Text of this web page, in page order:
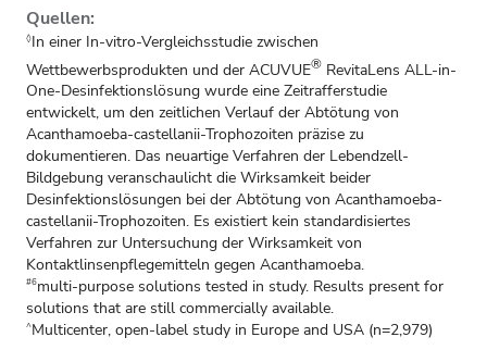
Quellen:
◊In einer In-vitro-Vergleichsstudie zwischen
Wettbewerbsprodukten und der ACUVUE® RevitaLens ALL-in-
One-Desinfektionslösung wurde eine Zeitrafferstudie
entwickelt, um den zeitlichen Verlauf der Abtötung von
Acanthamoeba-castellanii-Trophozoiten präzise zu
dokumentieren. Das neuartige Verfahren der Lebendzell-
Bildgebung veranschaulicht die Wirksamkeit beider
Desinfektionslösungen bei der Abtötung von Acanthamoeba-
castellanii-Trophozoiten. Es existiert kein standardisiertes
Verfahren zur Untersuchung der Wirksamkeit von
Kontaktlinsenpflegemitteln gegen Acanthamoeba.
#6multi-purpose solutions tested in study. Results present for
solutions that are still commercially available.
^Multicenter, open-label study in Europe and USA (n=2,979)